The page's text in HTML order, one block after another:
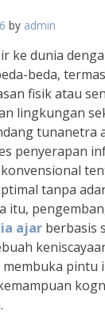
by admin
ke dunia
beda,
fisik atau
lingkungan
tunanetra
penyerapan
tanpa
itu,
ajar berbasis
pintu